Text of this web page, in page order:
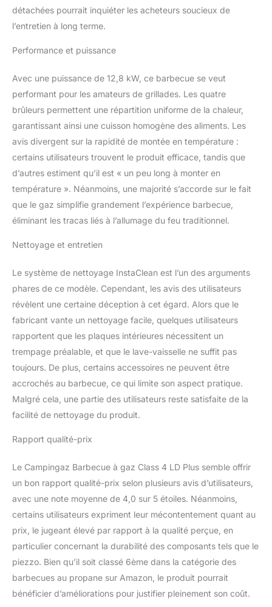
au lave-vaisselle en
Even Temp : garantit une
répartition uniforme de la
chaleur afin que vos
aliments cuisent
uniformément en
dépassant les 250 °C
sur toute la surface de
cuisson. La grande grille
de maintien au chaud
plaisirs grâce à la
cuisson à convection. De
détachées pourrait inquiéter les acheteurs soucieux de
l’entretien à long terme.
Performance et puissance
Avec une puissance de 12,8 kW, ce barbecue se veut
performant pour les amateurs de grillades. Les quatre
brûleurs permettent une répartition uniforme de la chaleur,
garantissant ainsi une cuisson homogène des aliments. Les
avis divergent sur la rapidité de montée en température :
certains utilisateurs trouvent le produit efficace, tandis que
d’autres estiment qu’il est « un peu long à monter en
température ». Néanmoins, une majorité s’accorde sur le fait
que le gaz simplifie grandement l’expérience barbecue,
éliminant les tracas liés à l’allumage du feu traditionnel.
Nettoyage et entretien
Le système de nettoyage InstaClean est l’un des arguments
phares de ce modèle. Cependant, les avis des utilisateurs
révèlent une certaine déception à cet égard. Alors que le
fabricant vante un nettoyage facile, quelques utilisateurs
rapportent que les plaques intérieures nécessitent un
trempage préalable, et que le lave-vaisselle ne suffit pas
toujours. De plus, certains accessoires ne peuvent être
accrochés au barbecue, ce qui limite son aspect pratique.
Malgré cela, une partie des utilisateurs reste satisfaite de la
facilité de nettoyage du produit.
Rapport qualité-prix
Le Campingaz Barbecue à gaz Class 4 LD Plus semble offrir
un bon rapport qualité-prix selon plusieurs avis d’utilisateurs,
avec une note moyenne de 4,0 sur 5 étoiles. Néanmoins,
certains utilisateurs expriment leur mécontentement quant au
prix, le jugeant élevé par rapport à la qualité perçue, en
particulier concernant la durabilité des composants tels que le
piezzo. Bien qu’il soit classé 6ème dans la catégorie des
barbecues au propane sur Amazon, le produit pourrait
bénéficier d’améliorations pour justifier pleinement son coût.